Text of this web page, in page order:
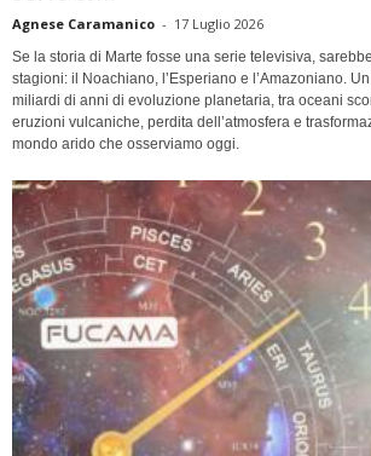
Agnese Caramanico - 17 Luglio 2026
Se la storia di Marte fosse una serie televisiva,
stagioni: il Noachiano, l’Esperiano e l’Amazoniano.
miliardi di anni di evoluzione planetaria, tra oceani
eruzioni vulcaniche, perdita dell’atmosfera e
mondo arido che osserviamo oggi.